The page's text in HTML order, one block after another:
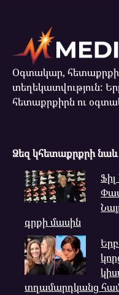
Օգտակար,
տեղեկատվություն:
հետաքրքիրն ու
Ձեզ կհետաքրքրի նաև
գրքի մասին
տղամարդկանց